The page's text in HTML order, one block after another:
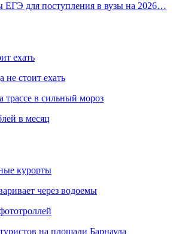
для поступления в вузы на 2026…
ехать
не стоит ехать
трассе в сильный мороз
в месяц
курорты
через водоемы
на площади Барнаула